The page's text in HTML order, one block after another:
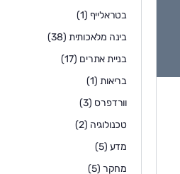
בטראלייף (1)
בינה מלאכותית (38)
בניית אתרים (17)
בריאות(1)
וורדפרס (3)
טכנולוגיה (2)
מדע (5)
מחקר (5)